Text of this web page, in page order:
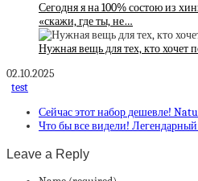
Сегодня я на 100% состою из
«скажи, где ты, не…
Нужная вещь для тех, кто хочет
02.10.2025
test
Сейчас этот набор дешевле!
Что бы все видели!
Leave a Reply